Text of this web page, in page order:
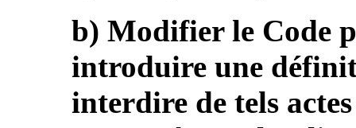
b) Modifier le Code
introduire une
interdire de tels